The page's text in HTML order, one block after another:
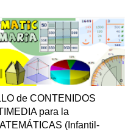
de CONTENIDOS
para la
(Infantil-